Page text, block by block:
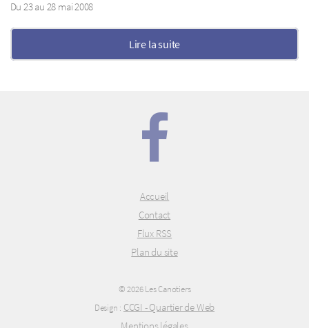
Du 23 au 28 mai 2008
Lire la suite
Accueil
Contact
Flux RSS
Plan du site
© 2026 Les Canotiers
Design : CCGI - Quartier de Web